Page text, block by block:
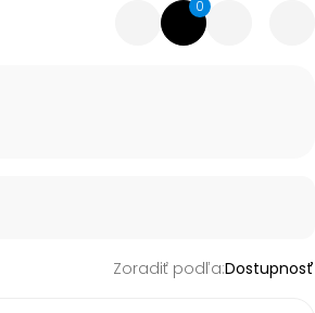
0
Zoradiť podľa:Dostupnosť